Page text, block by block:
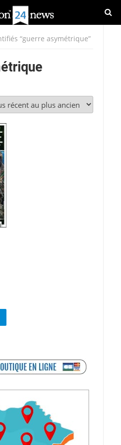
“guerre asymétrique”
Ce
Les
options
peuvent
choisies